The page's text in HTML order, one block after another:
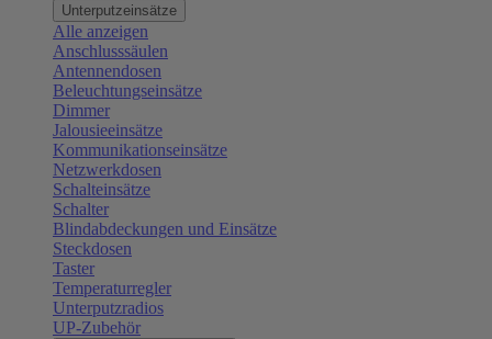
Unterputzeinsätze
Alle anzeigen
Anschlusssäulen
Antennendosen
Beleuchtungseinsätze
Dimmer
Jalousieeinsätze
Kommunikationseinsätze
Netzwerkdosen
Schalteinsätze
Schalter
Blindabdeckungen und Einsätze
Steckdosen
Taster
Temperaturregler
Unterputzradios
UP-Zubehör